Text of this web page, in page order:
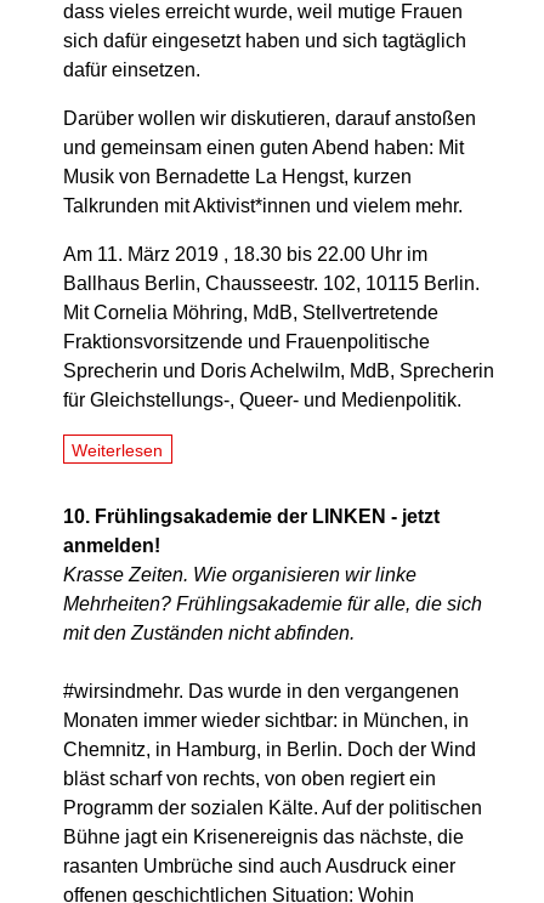
dass vieles erreicht wurde, weil mutige Frauen
sich dafür eingesetzt haben und sich tagtäglich
dafür einsetzen.
Darüber wollen wir diskutieren, darauf anstoßen
und gemeinsam einen guten Abend haben: Mit
Musik von Bernadette La Hengst, kurzen
Talkrunden mit Aktivist*innen und vielem mehr.
Am 11. März 2019 , 18.30 bis 22.00 Uhr im
Ballhaus Berlin, Chausseestr. 102, 10115 Berlin.
Mit Cornelia Möhring, MdB, Stellvertretende
Fraktionsvorsitzende und Frauenpolitische
Sprecherin und Doris Achelwilm, MdB, Sprecherin
für Gleichstellungs-, Queer- und Medienpolitik.
Weiterlesen
10. Frühlingsakademie der LINKEN - jetzt
anmelden!
Krasse Zeiten. Wie organisieren wir linke
Mehrheiten? Frühlingsakademie für alle, die sich
mit den Zuständen nicht abfinden.
#wirsindmehr. Das wurde in den vergangenen
Monaten immer wieder sichtbar: in München, in
Chemnitz, in Hamburg, in Berlin. Doch der Wind
bläst scharf von rechts, von oben regiert ein
Programm der sozialen Kälte. Auf der politischen
Bühne jagt ein Krisenereignis das nächste, die
rasanten Umbrüche sind auch Ausdruck einer
offenen geschichtlichen Situation: Wohin